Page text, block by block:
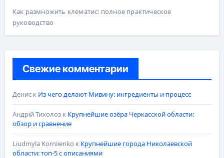
Как размножить клематис: полное практическое
руководство
Свежие комментарии
Дениск Из чего делают Мивину: ингредиенты и процесс
Андрій Тихолозк Крупнейшие озёра Черкасской области:
обзор и сравнение
Liudmyla Korniienko к Крупнейшие города Николаевской
области: топ-5 с описаниями